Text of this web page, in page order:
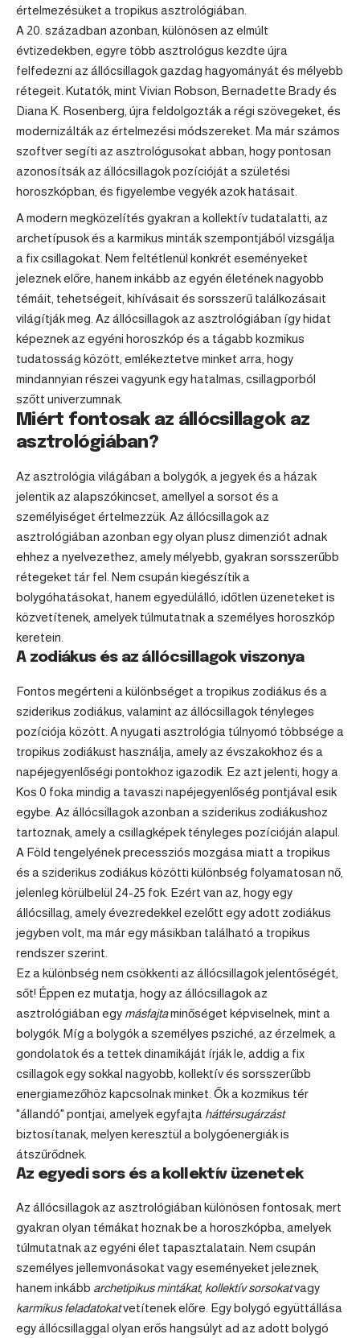
értelmezésüket a tropikus asztrológiában.
A 20. században azonban, különösen az elmúlt
évtizedekben, egyre több asztrológus kezdte újra
felfedezni az állócsillagok gazdag hagyományát és mélyebb
rétegeit. Kutatók, mint Vivian Robson, Bernadette Brady és
Diana K. Rosenberg, újra feldolgozták a régi szövegeket, és
modernizálták az értelmezési módszereket. Ma már számos
szoftver segíti az asztrológusokat abban, hogy pontosan
azonosítsák az állócsillagok pozícióját a születési
horoszkópban, és figyelembe vegyék azok hatásait.
A modern megközelítés gyakran a kollektív tudatalatti, az
archetípusok és a karmikus minták szempontjából vizsgálja
a fix csillagokat. Nem feltétlenül konkrét eseményeket
jeleznek előre, hanem inkább az egyén életének nagyobb
témáit, tehetségeit, kihívásait és sorsszerű találkozásait
világítják meg. Az állócsillagok az asztrológiában így hidat
képeznek az egyéni horoszkóp és a tágabb kozmikus
tudatosság között, emlékeztetve minket arra, hogy
mindannyian részei vagyunk egy hatalmas, csillagporból
szőtt univerzumnak.
Miért fontosak az állócsillagok az
asztrológiában?
Az asztrológia világában a bolygók, a jegyek és a házak
jelentik az alapszókincset, amellyel a sorsot és a
személyiséget értelmezzük. Az állócsillagok az
asztrológiában azonban egy olyan plusz dimenziót adnak
ehhez a nyelvezethez, amely mélyebb, gyakran sorsszerűbb
rétegeket tár fel. Nem csupán kiegészítik a
bolygóhatásokat, hanem egyedülálló, időtlen üzeneteket is
közvetítenek, amelyek túlmutatnak a személyes horoszkóp
keretein.
A zodiákus és az állócsillagok viszonya
Fontos megérteni a különbséget a tropikus zodiákus és a
sziderikus zodiákus, valamint az állócsillagok tényleges
pozíciója között. A nyugati asztrológia túlnyomó többsége a
tropikus zodiákust használja, amely az évszakokhoz és a
napéjegyenlőségi pontokhoz igazodik. Ez azt jelenti, hogy a
Kos 0 foka mindig a tavaszi napéjegyenlőség pontjával esik
egybe. Az állócsillagok azonban a sziderikus zodiákushoz
tartoznak, amely a csillagképek tényleges pozícióján alapul.
A Föld tengelyének precessziós mozgása miatt a tropikus
és a sziderikus zodiákus közötti különbség folyamatosan nő,
jelenleg körülbelül 24-25 fok. Ezért van az, hogy egy
állócsillag, amely évezredekkel ezelőtt egy adott zodiákus
jegyben volt, ma már egy másikban található a tropikus
rendszer szerint.
Ez a különbség nem csökkenti az állócsillagok jelentőségét,
sőt! Éppen ez mutatja, hogy az állócsillagok az
asztrológiában egy másfajtaminőséget képviselnek, mint a
bolygók. Míg a bolygók a személyes psziché, az érzelmek, a
gondolatok és a tettek dinamikáját írják le, addig a fix
csillagok egy sokkal nagyobb, kollektív és sorsszerűbb
energiamezőhöz kapcsolnak minket. Ők a kozmikus tér
"állandó" pontjai, amelyek egyfajta háttérsugárzást
biztosítanak, melyen keresztül a bolygóenergiák is
átszűrődnek.
Az egyedi sors és a kollektív üzenetek
Az állócsillagok az asztrológiában különösen fontosak, mert
gyakran olyan témákat hoznak be a horoszkópba, amelyek
túlmutatnak az egyéni élet tapasztalatain. Nem csupán
személyes jellemvonásokat vagy eseményeket jeleznek,
hanem inkább archetipikus mintákat, kollektív sorsokatvagy
karmikus feladatokatvetítenek előre. Egy bolygó együttállása
egy állócsillaggal olyan erős hangsúlyt ad az adott bolygó